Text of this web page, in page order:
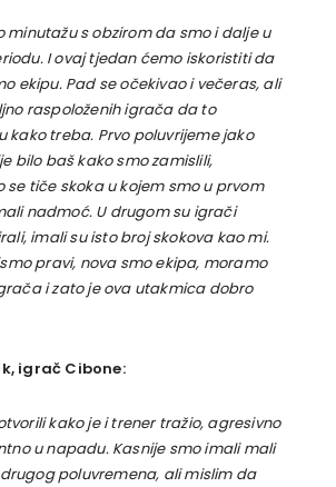
minutažu s obzirom da smo i dalje u
I ovaj tjedan ćemo iskoristiti da
ekipu. Pad se očekivao i večeras, ali
raspoloženih igrača da to
kako treba. Prvo poluvrijeme jako
bilo baš kako smo zamislili,
se tiče skoka u kojem smo u prvom
nadmoć. U drugom su igrači
imali su isto broj skokova kao mi.
pravi, nova smo ekipa, moramo
i zato je ova utakmica dobro
igrač Cibone:
kako je i trener tražio, agresivno
u napadu. Kasnije smo imali mali
poluvremena, ali mislim da